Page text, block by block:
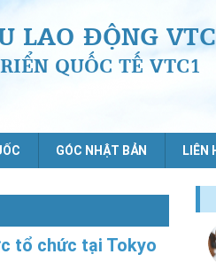
LAO ĐỘNG
QUỐC TẾ VTC1
GÓC NHẬT BẢN LIÊN
tổ chức tại Tokyo